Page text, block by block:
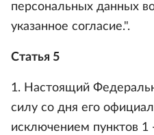
персональных данных
указанное согласие.".
Статья 5
1. Настоящий
силу со дня его
исключением пунктов 1